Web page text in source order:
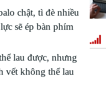
chật, tì đè nhiều
sẽ ép bàn phím
lau được, nhưng
vết không thể lau